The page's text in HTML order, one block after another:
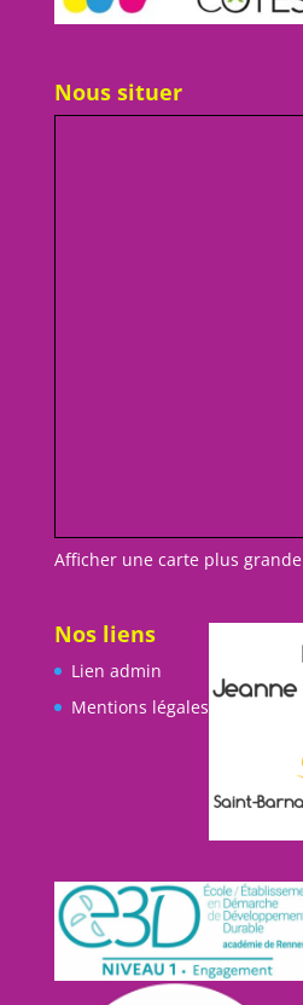
Nous situer
Afficher une carte plus grande
Nos liens
Lien admin
Mentions légales